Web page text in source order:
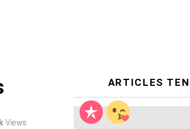
Views
ARTICLES